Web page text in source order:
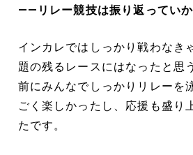
――リレー競技は振り返ってい
インカレではしっかり戦わなき
題の残るレースにはなったと思
前にみんなでしっかりリレーを
ごく楽しかったし、応援も盛り
たです。